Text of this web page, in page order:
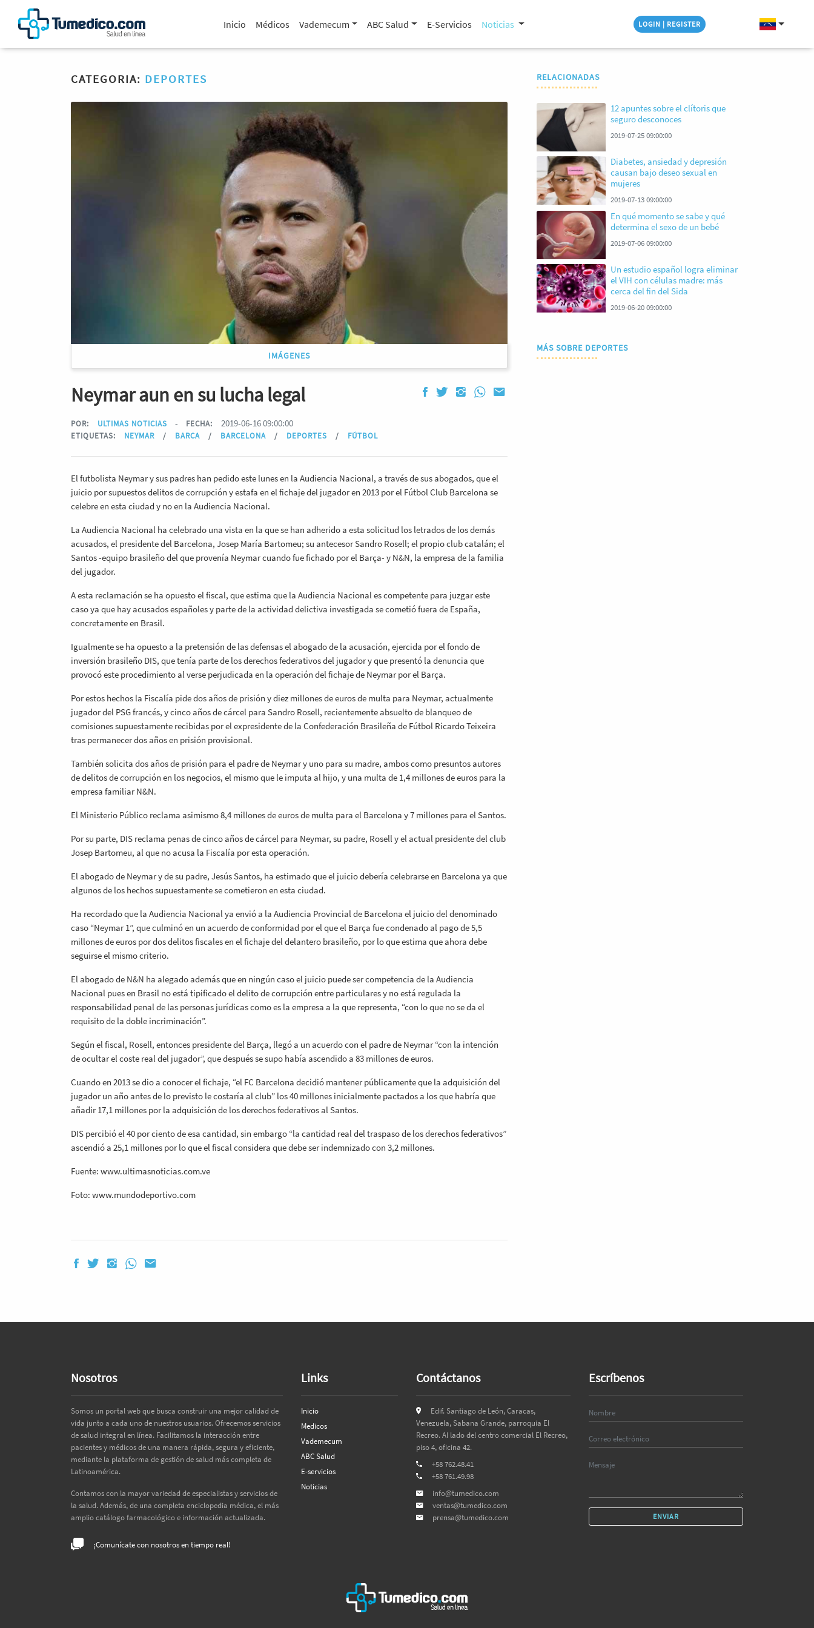
Inicio Médicos Vademecum ABC Salud E-Servicios Noticias LOGIN | REGISTER
CATEGORIA: DEPORTES
IMÁGENES
Neymar aun en su lucha legal
POR: ULTIMAS NOTICIAS - FECHA: 2019-06-16 09:00:00
ETIQUETAS: NEYMAR / BARCA / BARCELONA / DEPORTES / FÚTBOL
El futbolista Neymar y sus padres han pedido este lunes en la Audiencia Nacional, a través de sus abogados, que el
juicio por supuestos delitos de corrupción y estafa en el fichaje del jugador en 2013 por el Fútbol Club Barcelona se
celebre en esta ciudad y no en la Audiencia Nacional.
La Audiencia Nacional ha celebrado una vista en la que se han adherido a esta solicitud los letrados de los demás
acusados, el presidente del Barcelona, Josep María Bartomeu; su antecesor Sandro Rosell; el propio club catalán; el
Santos -equipo brasileño del que provenía Neymar cuando fue fichado por el Barça- y N&N, la empresa de la familia
del jugador.
A esta reclamación se ha opuesto el fiscal, que estima que la Audiencia Nacional es competente para juzgar este
caso ya que hay acusados españoles y parte de la actividad delictiva investigada se cometió fuera de España,
concretamente en Brasil.
Igualmente se ha opuesto a la pretensión de las defensas el abogado de la acusación, ejercida por el fondo de
inversión brasileño DIS, que tenía parte de los derechos federativos del jugador y que presentó la denuncia que
provocó este procedimiento al verse perjudicada en la operación del fichaje de Neymar por el Barça.
Por estos hechos la Fiscalía pide dos años de prisión y diez millones de euros de multa para Neymar, actualmente
jugador del PSG francés, y cinco años de cárcel para Sandro Rosell, recientemente absuelto de blanqueo de
comisiones supuestamente recibidas por el expresidente de la Confederación Brasileña de Fútbol Ricardo Teixeira
tras permanecer dos años en prisión provisional.
También solicita dos años de prisión para el padre de Neymar y uno para su madre, ambos como presuntos autores
de delitos de corrupción en los negocios, el mismo que le imputa al hijo, y una multa de 1,4 millones de euros para la
empresa familiar N&N.
El Ministerio Público reclama asimismo 8,4 millones de euros de multa para el Barcelona y 7 millones para el Santos.
Por su parte, DIS reclama penas de cinco años de cárcel para Neymar, su padre, Rosell y el actual presidente del club
Josep Bartomeu, al que no acusa la Fiscalía por esta operación.
El abogado de Neymar y de su padre, Jesús Santos, ha estimado que el juicio debería celebrarse en Barcelona ya que
algunos de los hechos supuestamente se cometieron en esta ciudad.
Ha recordado que la Audiencia Nacional ya envió a la Audiencia Provincial de Barcelona el juicio del denominado
caso “Neymar 1”, que culminó en un acuerdo de conformidad por el que el Barça fue condenado al pago de 5,5
millones de euros por dos delitos fiscales en el fichaje del delantero brasileño, por lo que estima que ahora debe
seguirse el mismo criterio.
El abogado de N&N ha alegado además que en ningún caso el juicio puede ser competencia de la Audiencia
Nacional pues en Brasil no está tipificado el delito de corrupción entre particulares y no está regulada la
responsabilidad penal de las personas jurídicas como es la empresa a la que representa, “con lo que no se da el
requisito de la doble incriminación”.
Según el fiscal, Rosell, entonces presidente del Barça, llegó a un acuerdo con el padre de Neymar “con la intención
de ocultar el coste real del jugador”, que después se supo había ascendido a 83 millones de euros.
Cuando en 2013 se dio a conocer el fichaje, “el FC Barcelona decidió mantener públicamente que la adquisición del
jugador un año antes de lo previsto le costaría al club” los 40 millones inicialmente pactados a los que habría que
añadir 17,1 millones por la adquisición de los derechos federativos al Santos.
DIS percibió el 40 por ciento de esa cantidad, sin embargo “la cantidad real del traspaso de los derechos federativos”
ascendió a 25,1 millones por lo que el fiscal considera que debe ser indemnizado con 3,2 millones.
Fuente: www.ultimasnoticias.com.ve
Foto: www.mundodeportivo.com
RELACIONADAS
12 apuntes sobre el clítoris que
seguro desconoces
2019-07-25 09:00:00
Diabetes, ansiedad y depresión
causan bajo deseo sexual en
mujeres
2019-07-13 09:00:00
En qué momento se sabe y qué
determina el sexo de un bebé
2019-07-06 09:00:00
Un estudio español logra eliminar
el VIH con células madre: más
cerca del fin del Sida
2019-06-20 09:00:00
MÁS SOBRE DEPORTES
Nosotros
Somos un portal web que busca construir una mejor calidad de
vida junto a cada uno de nuestros usuarios. Ofrecemos servicios
de salud integral en línea. Facilitamos la interacción entre
pacientes y médicos de una manera rápida, segura y eficiente,
mediante la plataforma de gestión de salud más completa de
Latinoamérica.
Contamos con la mayor variedad de especialistas y servicios de
la salud. Además, de una completa enciclopedia médica, el más
amplio catálogo farmacológico e información actualizada.
¡Comunícate con nosotros en tiempo real!
Links
Inicio
Medicos
Vademecum
ABC Salud
E-servicios
Noticias
Contáctanos
Edif. Santiago de León, Caracas,
Venezuela, Sabana Grande, parroquia El
Recreo. Al lado del centro comercial El Recreo,
piso 4, oficina 42.
+58 762.48.41
+58 761.49.98
info@tumedico.com
ventas@tumedico.com
prensa@tumedico.com
Escríbenos
ENVIAR